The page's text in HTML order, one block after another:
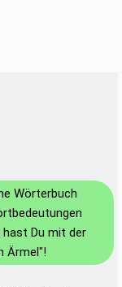
Wörterbuch
hast Du mit der
Ärmel"!